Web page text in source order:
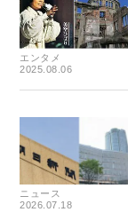
エンタメ
2025.08.06
ニュース
2026.07.18